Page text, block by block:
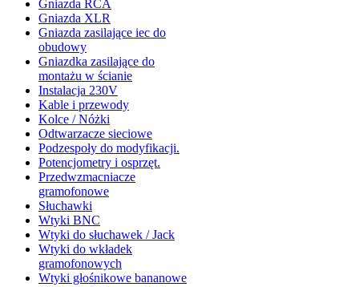
Gniazda RCA
Gniazda XLR
Gniazda zasilające iec do
obudowy
Gniazdka zasilające do
montażu w ścianie
Instalacja 230V
Kable i przewody
Kolce / Nóżki
Odtwarzacze sieciowe
Podzespoły do modyfikacji.
Potencjometry i osprzęt.
Przedwzmacniacze
gramofonowe
Słuchawki
Wtyki BNC
Wtyki do słuchawek / Jack
Wtyki do wkładek
gramofonowych
Wtyki głośnikowe bananowe